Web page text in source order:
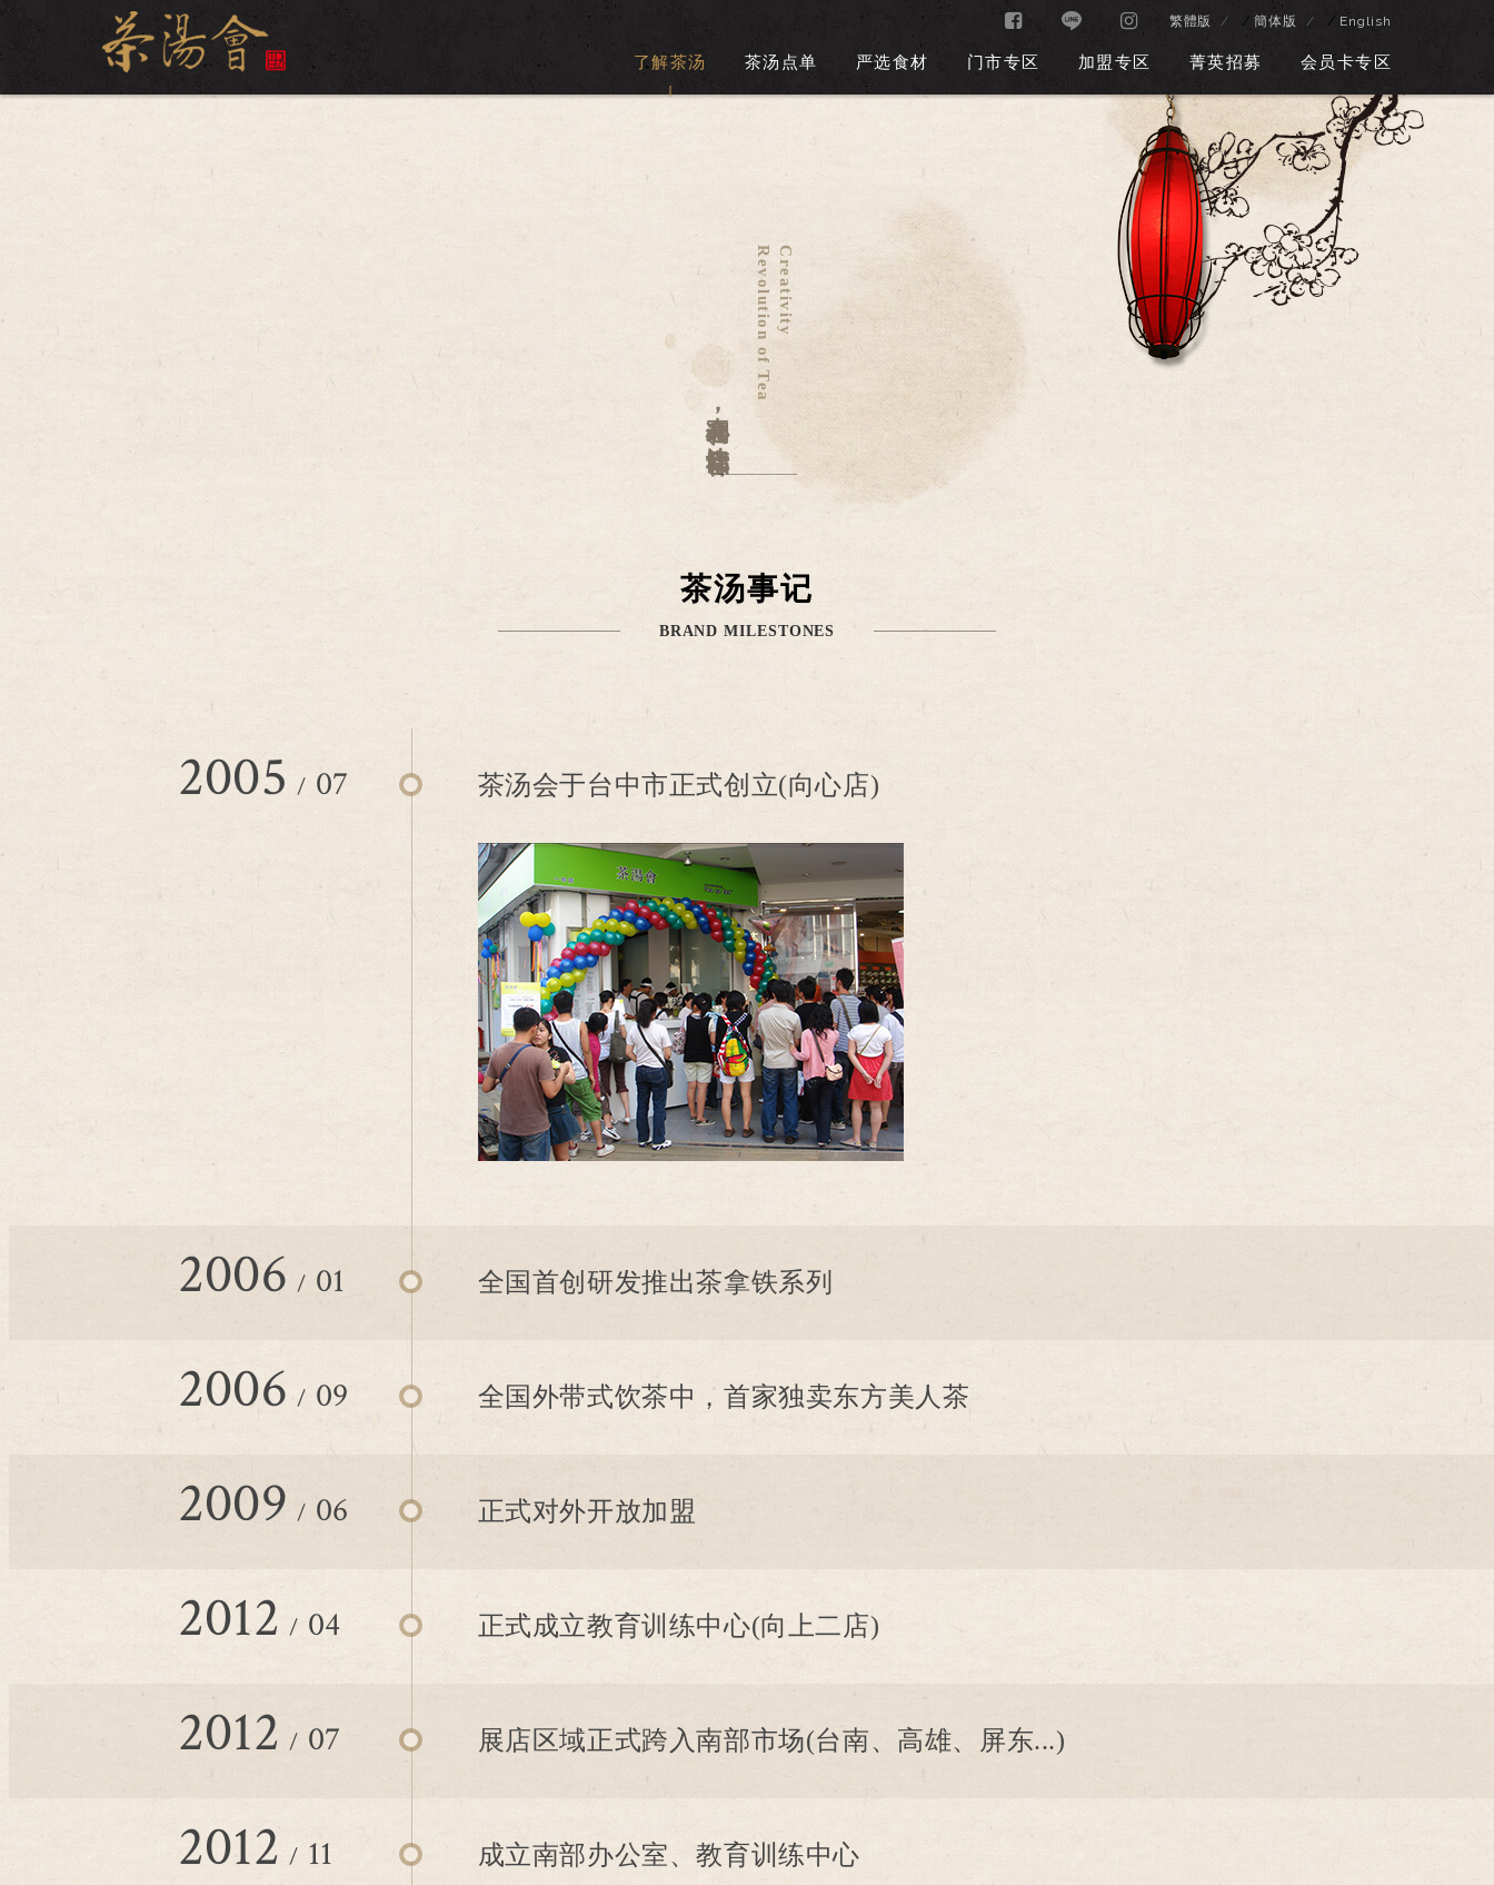
繁體版 /簡体版 / English
了解茶汤 茶汤点单 严选食材 门市专区 加盟专区 菁英招募 会员卡专区
Creativity
Revolution of Tea
，
让幸福回甘
茶汤事记
BRAND MILESTONES
2005 07 茶汤会于台中市正式创立(向心店)
2006 01 全国首创研发推出茶拿铁系列
2006 09 全国外带式饮茶中，首家独卖东方美人茶
2009 06 正式对外开放加盟
2012 04 正式成立教育训练中心(向上二店)
2012 07 展店区域正式跨入南部市场(台南、高雄、屏东...)
2012 11 成立南部办公室、教育训练中心